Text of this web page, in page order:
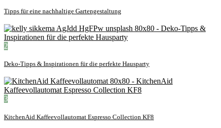
Tipps für eine nachhaltige Gartengestaltung
2
Deko-Tipps & Inspirationen für die perfekte Hausparty
3
KitchenAid Kaffeevollautomat Espresso Collection KF8